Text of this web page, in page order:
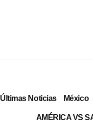
Últimas Noticias México
AMÉRICA VS